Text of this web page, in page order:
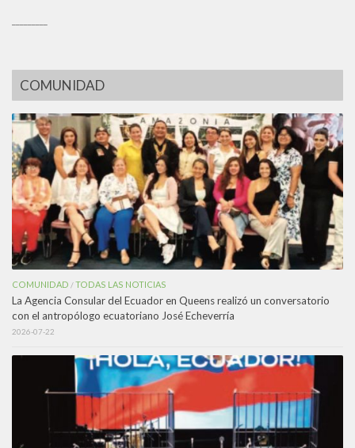
COMUNIDAD
COMUNIDAD /TODAS LAS NOTICIAS
La Agencia Consular del Ecuador en Queens realizó un conversatorio
con el antropólogo ecuatoriano José Echeverría
2026-07-22